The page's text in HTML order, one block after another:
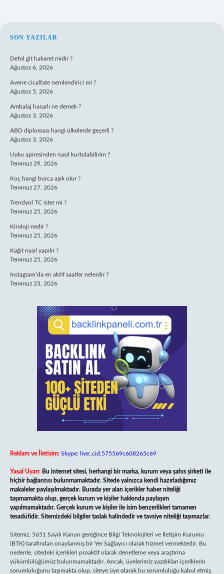
SIDEBAR
SON YAZILAR
Defol git hakaret midir ?
Ağustos 6, 2026
Avene cicalfate nemlendirici mi ?
Ağustos 5, 2026
Ambalaj hasarlı ne demek ?
Ağustos 3, 2026
ABD diploması hangi ülkelerde geçerli ?
Ağustos 3, 2026
Uyku apnesinden nasıl kurtulabilirim ?
Temmuz 29, 2026
Koç hangi burca aşık olur ?
Temmuz 27, 2026
Trendyol TC ister mi ?
Temmuz 25, 2026
Kiroloji nedir ?
Temmuz 25, 2026
Kağıt nasıl yapılır ?
Temmuz 25, 2026
Instagram’da en aktif saatler nelerdir ?
Temmuz 23, 2026
Reklam ve İletişim: Skype: live:.cid.575569c608265c69
Yasal Uyarı: Bu internet sitesi, herhangi bir marka, kurum veya şahıs şirketi ile
hiçbir bağlantısı bulunmamaktadır. Sitede yalnızca kendi hazırladığımız
makaleler paylaşılmaktadır. Burada yer alan içerikler haber niteliği
taşımamakta olup, gerçek kurum ve kişiler hakkında paylaşım
yapılmamaktadır. Gerçek kurum ve kişiler ile isim benzerlikleri tamamen
tesadüfidir. Sitemizdeki bilgiler taslak halindedir ve tavsiye niteliği taşımazlar.
Sitemiz, 5651 Sayılı Kanun gereğince Bilgi Teknolojileri ve İletişim Kurumu
(BTK) tarafından onaylanmış bir Yer Sağlayıcı olarak hizmet vermektedir. Bu
nedenle, sitedeki içerikleri proaktif olarak denetleme veya araştırma
yükümlülüğümüz bulunmamaktadır. Ancak, üyelerimiz yazdıkları içeriklerin
sorumluluğunu taşımakta olup, siteye üye olarak bu sorumluluğu kabul etmiş